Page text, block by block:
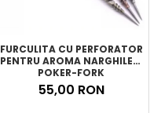
FURCULITA CU PERFORATOR
PENTRU AROMA NARGHILEA,
POKER-FORK
55,00 RON